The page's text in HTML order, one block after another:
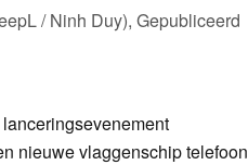
/ Ninh Duy), Gepubliceerd
nieuwe vlaggenschip telefoon